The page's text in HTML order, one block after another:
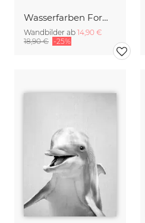
Wasserfarben Formen in Red 2
Wandbilder ab 14,90 €
18,90 € -25%